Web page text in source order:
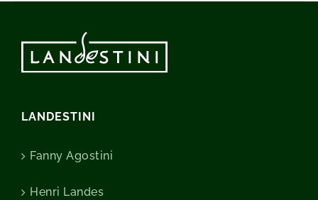
LANDESTINI
Fanny Agostini
Henri Landes